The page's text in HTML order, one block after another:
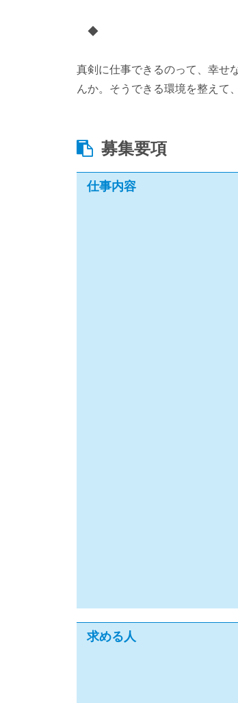
◆
真剣に仕事できるのって、幸せ
んか。そうできる環境を整えて
募集要項
仕事内容
求める人